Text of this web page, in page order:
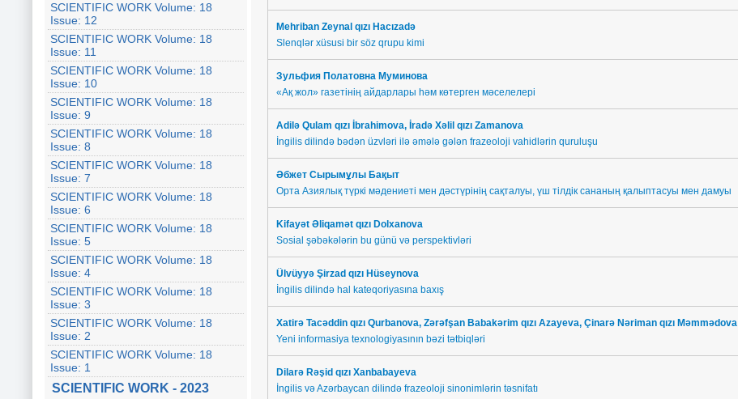
SCIENTIFIC WORK Volume: 18
Issue: 12
SCIENTIFIC WORK Volume: 18
Issue: 11
SCIENTIFIC WORK Volume: 18
Issue: 10
SCIENTIFIC WORK Volume: 18
Issue: 9
SCIENTIFIC WORK Volume: 18
Issue: 8
SCIENTIFIC WORK Volume: 18
Issue: 7
SCIENTIFIC WORK Volume: 18
Issue: 6
SCIENTIFIC WORK Volume: 18
Issue: 5
SCIENTIFIC WORK Volume: 18
Issue: 4
SCIENTIFIC WORK Volume: 18
Issue: 3
SCIENTIFIC WORK Volume: 18
Issue: 2
SCIENTIFIC WORK Volume: 18
Issue: 1
SCIENTIFIC WORK - 2023
Mehriban Zeynal qızı Hacızadə
Slenqlər xüsusi bir söz qrupu kimi
Зульфия Полатовна Муминова
«Ақ жол» газетінің айдарлары һәм көтерген мәселелері
Adilə Qulam qızı İbrahimova, İradə Xəlil qızı Zamanova
İngilis dilində bədən üzvləri ilə əmələ gələn frazeoloji vahidlərin quruluşu
Әбжет Сырымұлы Бақыт
Орта Азиялық түркі мәдениеті мен дәстүрінің сақталуы, үш тілдік сананың қалыптасуы мен дамуы
Kifayət Əliqamət qızı Dolxanova
Sosial şəbəkələrin bu günü və perspektivləri
Ülvüyyə Şirzad qızı Hüseynova
İngilis dilində hal kateqoriyasına baxış
Xatirə Tacəddin qızı Qurbanova, Zərəfşan Babakərim qızı Azayeva, Çinarə Nəriman qızı Məmmədova
Yeni informasiya texnologiyasının bəzi tətbiqləri
Dilarə Rəşid qızı Xanbabayeva
İngilis və Azərbaycan dilində frazeoloji sinonimlərin təsnifatı